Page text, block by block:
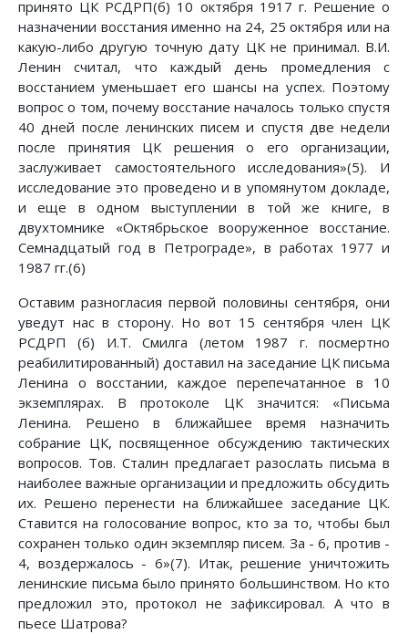
принято ЦК РСДРП(б) 10 октября 1917 г. Решение о
назначении восстания именно на 24, 25 октября или на
какую-либо другую точную дату ЦК не принимал. В.И.
Ленин считал, что каждый день промедления с
восстанием уменьшает его шансы на успех. Поэтому
вопрос о том, почему восстание началось только спустя
40 дней после ленинских писем и спустя две недели
после принятия ЦК решения о его организации,
заслуживает самостоятельного исследования»(5). И
исследование это проведено и в упомянутом докладе,
и еще в одном выступлении в той же книге, в
двухтомнике «Октябрьское вооруженное восстание.
Семнадцатый год в Петрограде», в работах 1977 и
1987 гг.(6)
Оставим разногласия первой половины сентября, они
уведут нас в сторону. Но вот 15 сентября член ЦК
РСДРП (б) И.Т. Смилга (летом 1987 г. посмертно
реабилитированный) доставил на заседание ЦК письма
Ленина о восстании, каждое перепечатанное в 10
экземплярах. В протоколе ЦК значится: «Письма
Ленина. Решено в ближайшее время назначить
собрание ЦК, посвященное обсуждению тактических
вопросов. Тов. Сталин предлагает разослать письма в
наиболее важные организации и предложить обсудить
их. Решено перенести на ближайшее заседание ЦК.
Ставится на голосование вопрос, кто за то, чтобы был
сохранен только один экземпляр писем. За - 6, против -
4, воздержалось - 6»(7). Итак, решение уничтожить
ленинские письма было принято большинством. Но кто
предложил это, протокол не зафиксировал. А что в
пьесе Шатрова?